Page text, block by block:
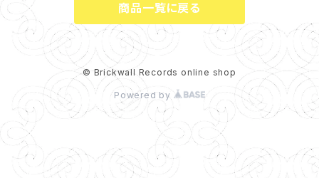
商品一覧に戻る
© Brickwall Records online shop
Powered by